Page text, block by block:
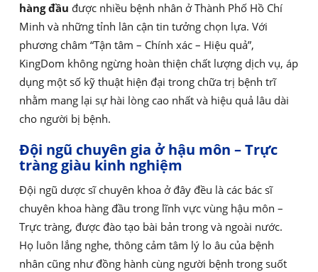
hàng đầu được nhiều bệnh nhân ở Thành Phố Hồ Chí
Minh và những tỉnh lân cận tin tưởng chọn lựa. Với
phương châm “Tận tâm – Chính xác – Hiệu quả”,
KingDom không ngừng hoàn thiện chất lượng dịch vụ, áp
dụng một số kỹ thuật hiện đại trong chữa trị bệnh trĩ
nhằm mang lại sự hài lòng cao nhất và hiệu quả lâu dài
cho người bị bệnh.
Đội ngũ chuyên gia ở hậu môn – Trực
tràng giàu kinh nghiệm
Đội ngũ dược sĩ chuyên khoa ở đây đều là các bác sĩ
chuyên khoa hàng đầu trong lĩnh vực vùng hậu môn –
Trực tràng, được đào tạo bài bản trong và ngoài nước.
Họ luôn lắng nghe, thông cảm tâm lý lo âu của bệnh
nhân cũng như đồng hành cùng người bệnh trong suốt